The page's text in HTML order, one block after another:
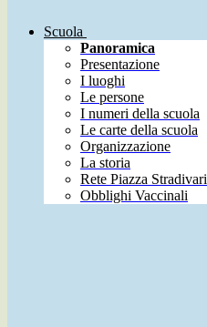
Scuola
Panoramica
Presentazione
I luoghi
Le persone
I numeri della scuola
Le carte della scuola
Organizzazione
La storia
Rete Piazza Stradivari
Obblighi Vaccinali